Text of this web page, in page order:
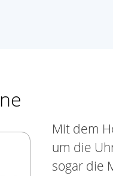
Mit dem
um die
sogar die